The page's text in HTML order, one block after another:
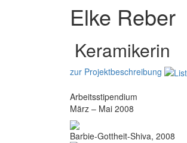
Elke Reber
Keramikerin
zur Projektbeschreibung
Arbeitsstipendium
März – Mai 2008
Barbie-Gottheit-Shiva, 2008